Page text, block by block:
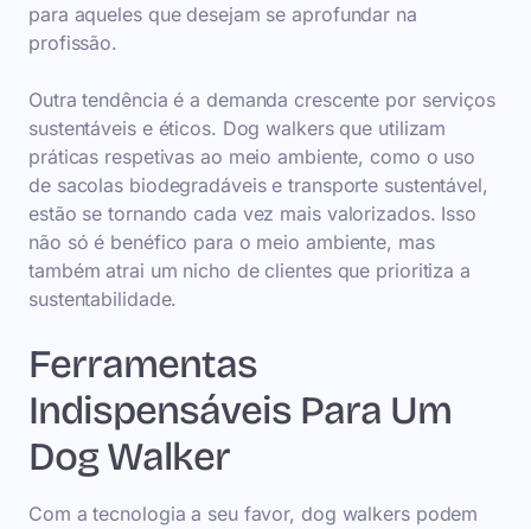
para aqueles que desejam se aprofundar na
profissão.
Outra tendência é a demanda crescente por serviços
sustentáveis e éticos. Dog walkers que utilizam
práticas respetivas ao meio ambiente, como o uso
de sacolas biodegradáveis e transporte sustentável,
estão se tornando cada vez mais valorizados. Isso
não só é benéfico para o meio ambiente, mas
também atrai um nicho de clientes que prioritiza a
sustentabilidade.
Ferramentas
Indispensáveis Para Um
Dog Walker
Com a tecnologia a seu favor, dog walkers podem